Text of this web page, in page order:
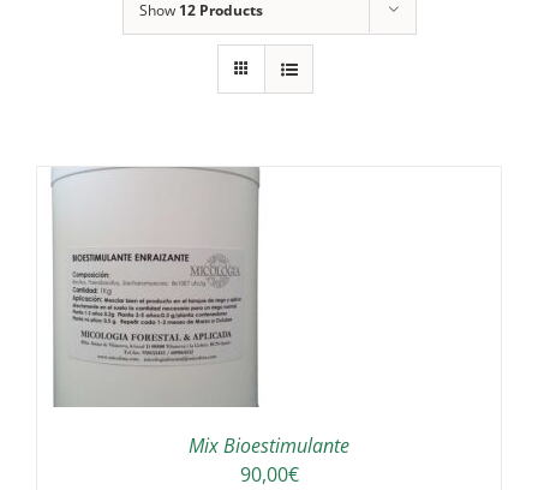
Show 12 Products
Mix Bioestimulante
90,00€